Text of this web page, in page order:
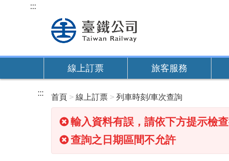
內
:::
線上訂票 旅客服務
::: 首頁 線上訂票 列車時刻/車次查詢
輸入資料有誤，請依下方提示檢查
查詢之日期區間不允許